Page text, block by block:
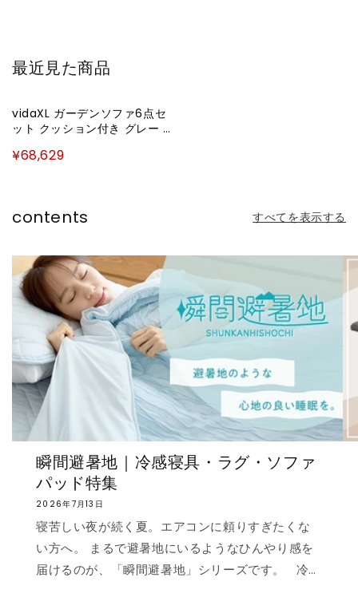
最近見た商品
vidaXL ガーデンソファ6点セ
ット クッション付き グレー ポ
具 屋外家具セット(代引不可)
¥68,629
contents すべてを表示する
瞬間避暑地｜冷感寝具・ラグ・ソファ
パッド特集
2026年7月13日
寝苦しい夜が続く夏。エアコンに頼りすぎたくな
い方へ。 まるで避暑地にいるようなひんやり感を
届けるのが、「瞬間避暑地」シリーズです。 冷